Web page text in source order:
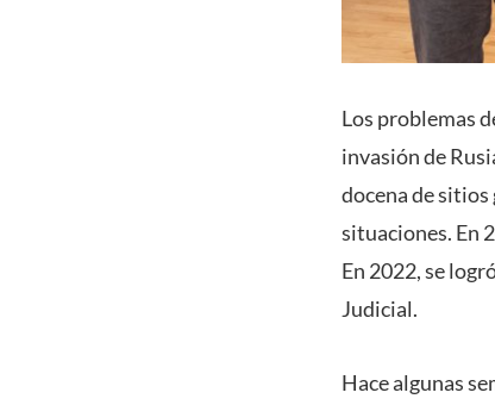
Los problemas
invasión de
docena de
situaciones. En
En 2022, se
Judicial.
Hace algunas